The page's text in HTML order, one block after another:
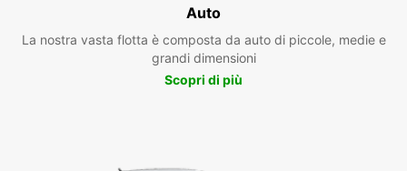
Auto
La nostra vasta flotta è composta da auto di piccole, medie e
grandi dimensioni
Scopri di più